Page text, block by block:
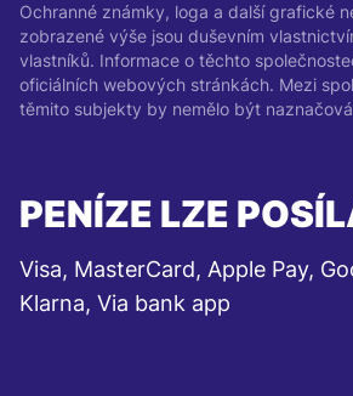
Ochranné známky, loga a další grafické
zobrazené výše jsou duševním
vlastníků. Informace o těchto
oficiálních webových stránkách. Mezi
těmito subjekty by nemělo být
PENÍZE LZE
Visa, MasterCard, Apple Pay,
Klarna, Via bank app